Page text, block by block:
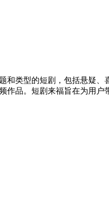
类型的短剧，包括悬疑
品。短剧来福旨在为用